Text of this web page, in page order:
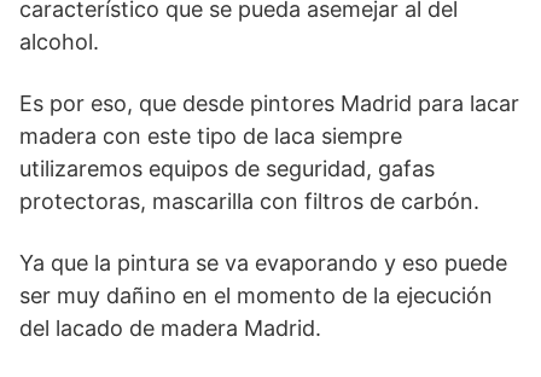
característico que se pueda asemejar al del
alcohol.
Es por eso, que desde pintores Madrid para lacar
madera con este tipo de laca siempre
utilizaremos equipos de seguridad, gafas
protectoras, mascarilla con filtros de carbón.
Ya que la pintura se va evaporando y eso puede
ser muy dañino en el momento de la ejecución
del lacado de madera Madrid.